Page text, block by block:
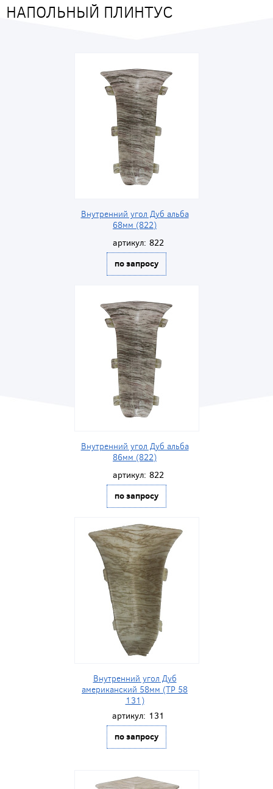
НАПОЛЬНЫЙ ПЛИНТУС
Внутренний угол Дуб альба
68мм (822)
артикул: 822
по запросу
Внутренний угол Дуб альба
86мм (822)
артикул: 822
по запросу
Внутренний угол Дуб
американский 58мм (ТР 58
131)
артикул: 131
по запросу